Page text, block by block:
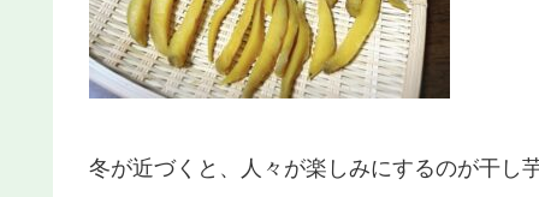
冬が近づくと、人々が楽しみにするのが干し